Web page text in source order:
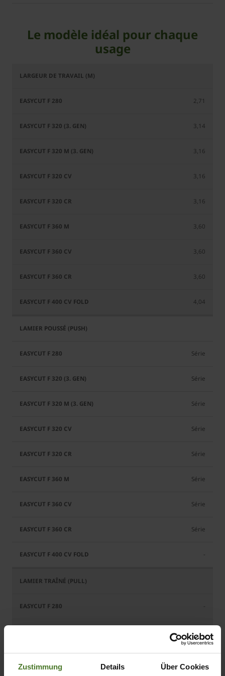
Zustimmung Details Über Cookies
Le modèle idéal pour chaque
usage
EasyCut
CV2,71
3,14
3,16
3,16
3,16
3,60
3,60
3,60
4,04
Série
Série
Série
Série
Série
Série
Série
Série
Option